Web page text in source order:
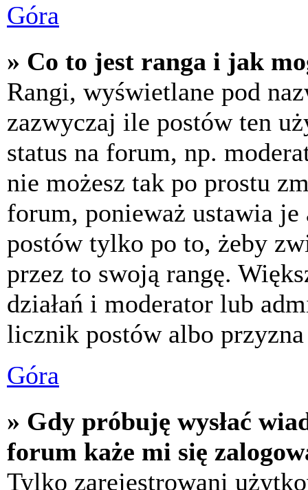
Góra
» Co to jest ranga i jak
Rangi, wyświetlane pod
zazwyczaj ile postów ten
status na forum, np.
nie możesz tak po prostu
forum, ponieważ ustawia
postów tylko po to, żeby
przez to swoją rangę.
działań i moderator lub
licznik postów albo
Góra
» Gdy próbuję wysłać
forum każe mi się
Tylko zarejestrowani